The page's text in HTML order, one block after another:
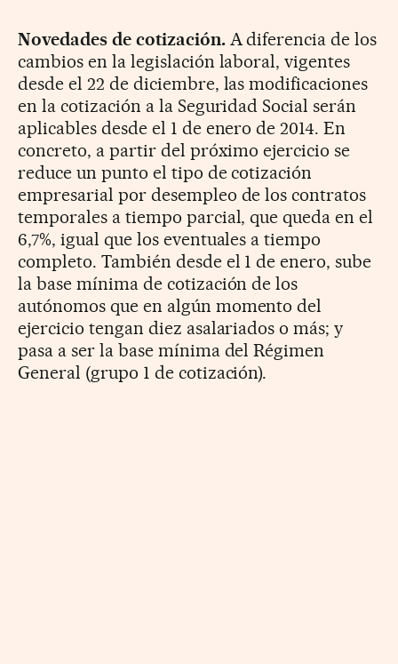
Novedades de cotización.A diferencia de los
cambios en la legislación laboral, vigentes
desde el 22 de diciembre, las modificaciones
en la cotización a la Seguridad Social serán
aplicables desde el 1 de enero de 2014. En
concreto, a partir del próximo ejercicio se
reduce un punto el tipo de cotización
empresarial por desempleo de los contratos
temporales a tiempo parcial, que queda en el
6,7%, igual que los eventuales a tiempo
completo. También desde el 1 de enero, sube
la base mínima de cotización de los
autónomos que en algún momento del
ejercicio tengan diez asalariados o más; y
pasa a ser la base mínima del Régimen
General (grupo 1 de cotización).